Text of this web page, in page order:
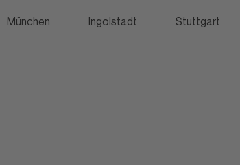
München Ingolstadt Stuttgart